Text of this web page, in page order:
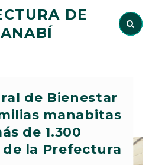
DE
de Bienestar
manabitas
de 1.300
la Prefectura